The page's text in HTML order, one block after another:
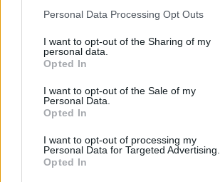
Personal Data Processing Opt Outs
I want to opt-out of the Sharing of my
personal data.
Opted In
I want to opt-out of the Sale of my
Personal Data.
Opted In
I want to opt-out of processing my
Personal Data for Targeted Advertising.
Opted In
Ετικέτες :Αρτέμιδα,δολοφονία Λούτσα
Δείτε επίσης